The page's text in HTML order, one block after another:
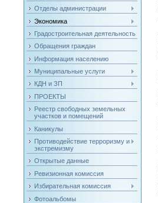
Отделы администрации
Экономика
Градостроительная деятельность
Обращения граждан
Информация населению
Муниципальные услуги
КДН и ЗП
ПРОЕКТЫ
Реестр свободных земельных
участков и помещений
Каникулы
Противодействие терроризму и
экстремизму
Открытые данные
Ревизионная комиссия
Избирательная комиссия
Фотоальбомы